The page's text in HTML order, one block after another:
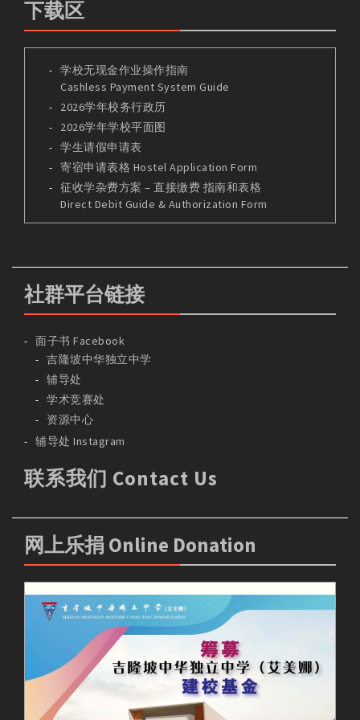
下载区
学校无现金作业操作指南
Cashless Payment System Guide
2026学年校务行政历
2026学年学校平面图
学生请假申请表
寄宿申请表格 Hostel Application Form
征收学杂费方案 – 直接缴费 指南和表格
Direct Debit Guide & Authorization Form
社群平台链接
面子书 Facebook
吉隆坡中华独立中学
辅导处
学术竞赛处
资源中心
辅导处 Instagram
联系我们 Contact Us
网上乐捐 Online Donation